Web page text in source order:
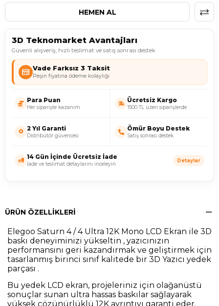
3D Teknomarket Avantajları
Güvenli alışveriş, hızlı teslimat ve satış sonrası destek
Vade Farksız 3 Taksit
Peşin fiyatına ödeme kolaylığı
Para Puan
Her siparişte kazanım
Ücretsiz Kargo
1500 TL üzeri siparişlerde
2 Yıl Garanti
Distribütör güvencesi
Ömür Boyu Destek
Satış sonrası destek
14 Gün İçinde Ücretsiz İade
İade ve teslimat detaylarını inceleyin
Detaylar
ÜRÜN ÖZELLIKLERI
Elegoo Saturn 4 / 4 Ultra 12K Mono LCD Ekran ile 3D
baskı deneyiminizi yükseltin , yazıcınızın
performansını geri kazandırmak ve geliştirmek için
tasarlanmış birinci sınıf kalitede bir 3D Yazıcı yedek
parçası .
Bu yedek LCD ekran, projeleriniz için olağanüstü
sonuçlar sunan ultra hassas baskılar sağlayarak
yüksek çözünürlüklü 12K ayrıntıyı garanti eder.